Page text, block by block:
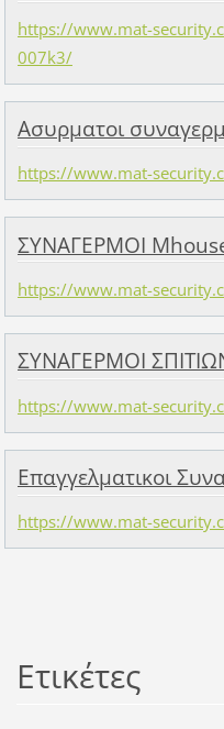
https://www.mat-
007k3/
Ασυρματοι
https://www.mat-
ΣΥΝΑΓΕΡΜΟΙ
https://www.mat-
ΣΥΝΑΓΕΡΜΟΙ
https://www.mat-
Επαγγελματικοι
https://www.mat-
Ετικέτες